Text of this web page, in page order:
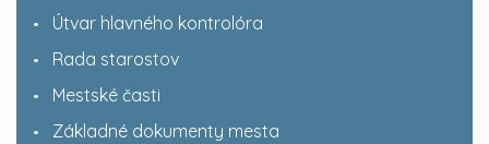
Útvar hlavného kontrolóra
Rada starostov
Mestské časti
Základné dokumenty mesta